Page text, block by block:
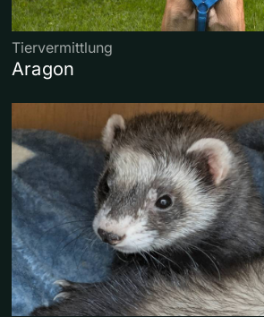
Tiervermittlung
Aragon